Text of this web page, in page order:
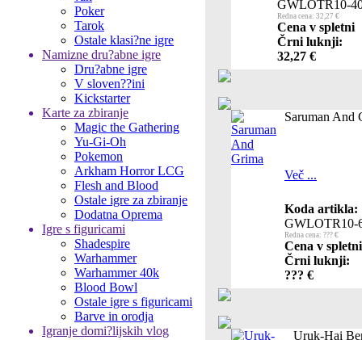
Poker
Tarok
Ostale klasi?ne igre
Namizne dru?abne igre
Dru?abne igre
V sloven??ini
Kickstarter
Karte za zbiranje
Magic the Gathering
Yu-Gi-Oh
Pokemon
Arkham Horror LCG
Flesh and Blood
Ostale igre za zbiranje
Dodatna Oprema
Igre s figuricami
Shadespire
Warhammer
Warhammer 40k
Blood Bowl
Ostale igre s figuricami
Barve in orodja
Igranje domi?lijskih vlog
GWLOTR10-
Redna cena: 32,27 €
Cena v spletni
Črni luknji:
32,27 €
Saruman And
Več ...
Koda artikla:
GWLOTR10-
Redna cena: ??? €
Cena v spletni
Črni luknji:
??? €
Uruk-Hai